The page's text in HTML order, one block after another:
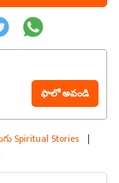
ఫాలో అవండి
Spiritual Stories |